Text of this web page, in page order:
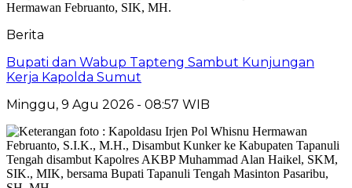
Berita
Bupati dan Wabup Tapteng Sambut Kunjungan
Kerja Kapolda Sumut
Minggu, 9 Agu 2026 - 08:57 WIB